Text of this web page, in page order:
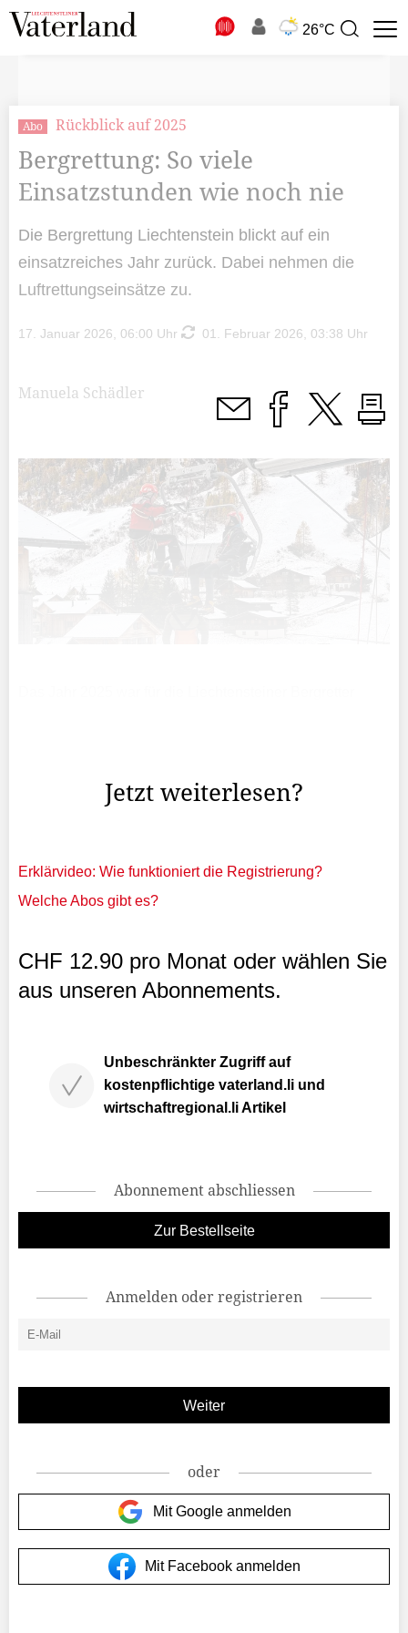
26°C
Suchbegriff
Abo Rückblick auf 2025
Bergrettung: So viele
Einsatzstunden wie noch nie
Die Bergrettung Liechtenstein blickt auf ein
einsatzreiches Jahr zurück. Dabei nehmen die
Luftrettungseinsätze zu.
17. Januar 2026, 06:00 Uhr 01. Februar 2026, 03:38 Uhr
Manuela Schädler
Jetzt weiterlesen?
Erklärvideo: Wie funktioniert die Registrierung?
Welche Abos gibt es?
CHF 12.90 pro Monat oder wählen Sie
aus unseren Abonnements.
Unbeschränkter Zugriff auf
kostenpflichtige vaterland.li und
wirtschaftregional.li Artikel
Abonnement abschliessen
Zur Bestellseite
Anmelden oder registrieren
oder
Mit Google anmelden
Mit Facebook anmelden